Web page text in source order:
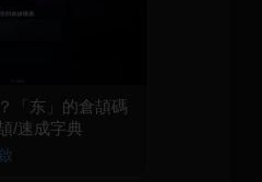
「东」的倉頡碼
/速成字典